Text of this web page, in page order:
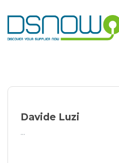
to
content
Davide Luzi
...